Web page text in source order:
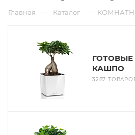
Главная — Каталог —
КАШПО
3287